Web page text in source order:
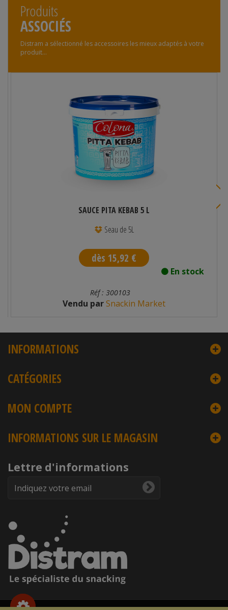
Produits
ASSOCIÉS
Distram a sélectionné les accessoires les mieux adaptés à votre
produit...
SAUCE PITA KEBAB 5 L
Seau de 5L
dès 15,92 €
En stock
Réf : 300103
Vendu parSnackin Market
INFORMATIONS
CATÉGORIES
MON COMPTE
INFORMATIONS SUR LE MAGASIN
Lettre d'informations